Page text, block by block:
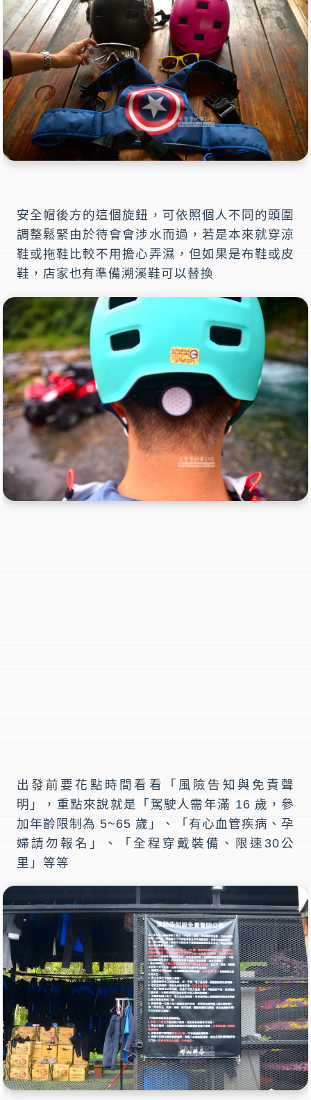
安全帽後方的這個旋鈕，可依照個人不同的頭圍
調整鬆緊由於待會會涉水而過，若是本來就穿涼
鞋或拖鞋比較不用擔心弄濕，但如果是布鞋或皮
鞋，店家也有準備溯溪鞋可以替換
出發前要花點時間看看「風險告知與免責聲
明」，重點來說就是「駕駛人需年滿 16 歲，參
加年齡限制為 5~65 歲」、「有心血管疾病、孕
婦請勿報名」、「全程穿戴裝備、限速30公
里」等等